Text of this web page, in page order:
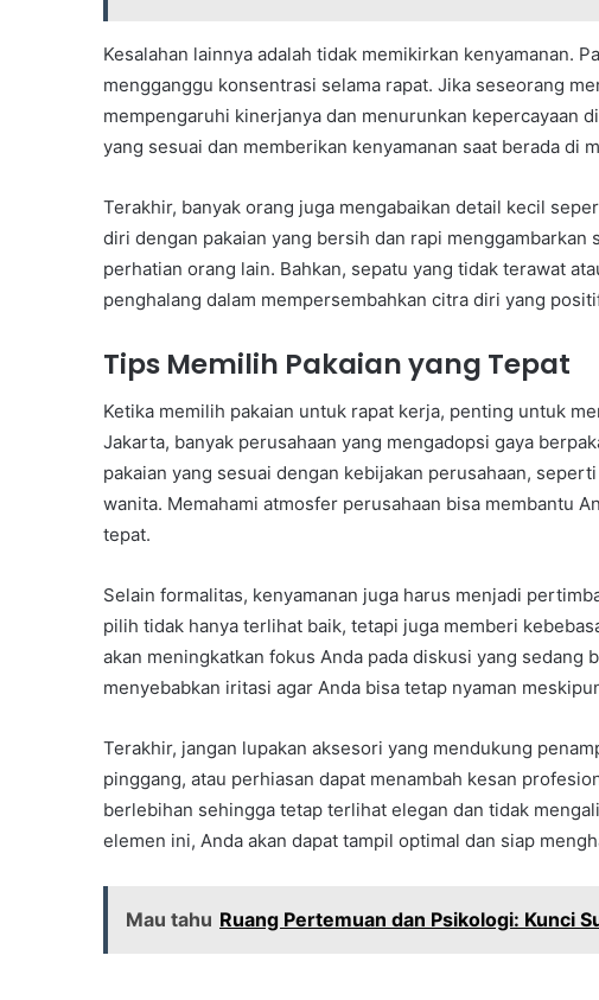
Kesalahan lainnya adalah tidak memikirkan kenyamanan.
mengganggu konsentrasi selama rapat. Jika seseorang
mempengaruhi kinerjanya dan menurunkan kepercayaan
yang sesuai dan memberikan kenyamanan saat berada di
Terakhir, banyak orang juga mengabaikan detail kecil
diri dengan pakaian yang bersih dan rapi
perhatian orang lain. Bahkan, sepatu yang tidak terawat
penghalang dalam mempersembahkan citra diri yang
Tips Memilih Pakaian yang Tepat
Ketika memilih pakaian untuk rapat kerja, penting untuk
Jakarta, banyak perusahaan yang mengadopsi gaya
pakaian yang sesuai dengan kebijakan perusahaan,
wanita. Memahami atmosfer perusahaan bisa membantu
tepat.
Selain formalitas, kenyamanan juga harus menjadi
pilih tidak hanya terlihat baik, tetapi juga memberi
akan meningkatkan fokus Anda pada diskusi yang sedang
menyebabkan iritasi agar Anda bisa tetap nyaman
Terakhir, jangan lupakan aksesori yang mendukung
pinggang, atau perhiasan dapat menambah kesan
berlebihan sehingga tetap terlihat elegan dan tidak
elemen ini, Anda akan dapat tampil optimal dan siap
Mau tahu Ruang Pertemuan dan Psikologi: Kunci